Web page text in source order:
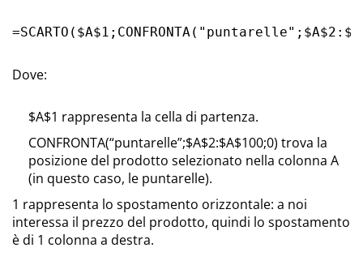
Dove:
$A$1 rappresenta la cella di partenza.
CONFRONTA(“puntarelle”;$A$2:$A$100;0) trova la
posizione del prodotto selezionato nella colonna A
(in questo caso, le puntarelle).
1 rappresenta lo spostamento orizzontale: a noi
interessa il prezzo del prodotto, quindi lo spostamento
è di 1 colonna a destra.